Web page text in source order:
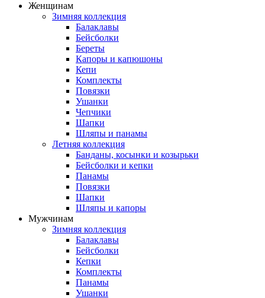
Женщинам
Зимняя коллекция
Балаклавы
Бейсболки
Береты
Капоры и капюшоны
Кепи
Комплекты
Повязки
Ушанки
Чепчики
Шапки
Шляпы и панамы
Летняя коллекция
Банданы, косынки и козырьки
Бейсболки и кепки
Панамы
Повязки
Шапки
Шляпы и капоры
Мужчинам
Зимняя коллекция
Балаклавы
Бейсболки
Кепки
Комплекты
Панамы
Ушанки